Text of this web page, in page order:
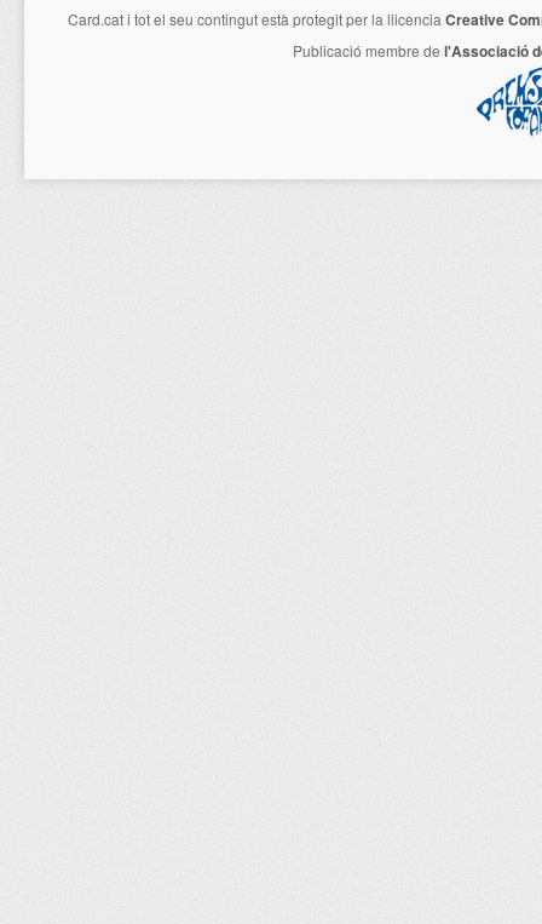
Card.cati tot el seu contingut està protegit per la llicencia Creative
Publicació membre de l'Associació